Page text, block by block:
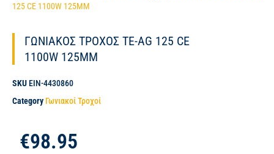
125 CE 1100W 125MM
ΓΩΝΙΑΚΟΣ ΤΡΟΧΟΣ TE-AG 125 CE
1100W 125MM
SKU EIN-4430860
Category Γωνιακοί Τροχοί
€98.95